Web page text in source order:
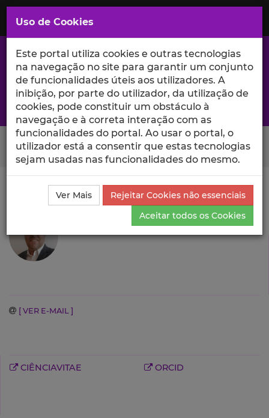
Saltar
para
Conteúdo
Principal
A excelência da investigação e ciência no Iscte
Search Button
Ciência_Iscte Autores Raul Oliva Currículo
[ VER E-MAIL ]
CIÊNCIAVITAE ORCID
Uso de Cookies
Este portal utiliza cookies e outras tecnologias
na navegação no site para garantir um conjunto
de funcionalidades úteis aos utilizadores. A
inibição, por parte do utilizador, da utilização de
cookies, pode constituir um obstáculo à
navegação e à correta interação com as
funcionalidades do portal. Ao usar o portal, o
utilizador está a consentir que estas tecnologias
sejam usadas nas funcionalidades do mesmo.
Ver Mais
Rejeitar Cookies não essenciais
Aceitar todos os Cookies